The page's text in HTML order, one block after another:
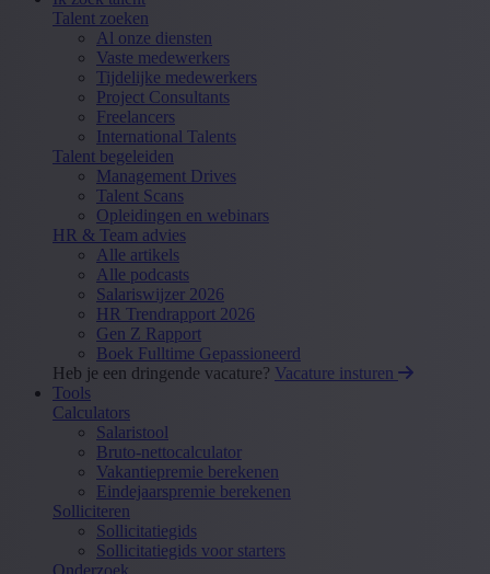
Talent zoeken
Al onze diensten
Vaste medewerkers
Tijdelijke medewerkers
Project Consultants
Freelancers
International Talents
Talent begeleiden
Management Drives
Talent Scans
Opleidingen en webinars
HR & Team advies
Alle artikels
Alle podcasts
Salariswijzer 2026
HR Trendrapport 2026
Gen Z Rapport
Boek Fulltime Gepassioneerd
Heb je een dringende vacature? Vacature insturen
Tools
Calculators
Salaristool
Bruto-nettocalculator
Vakantiepremie berekenen
Eindejaarspremie berekenen
Solliciteren
Sollicitatiegids
Sollicitatiegids voor starters
Onderzoek